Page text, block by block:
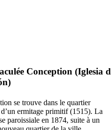
Conception (Iglesia
)
se trouve dans le quartier
ermitage primitif (1515). La
paroissiale en 1874, suite à un